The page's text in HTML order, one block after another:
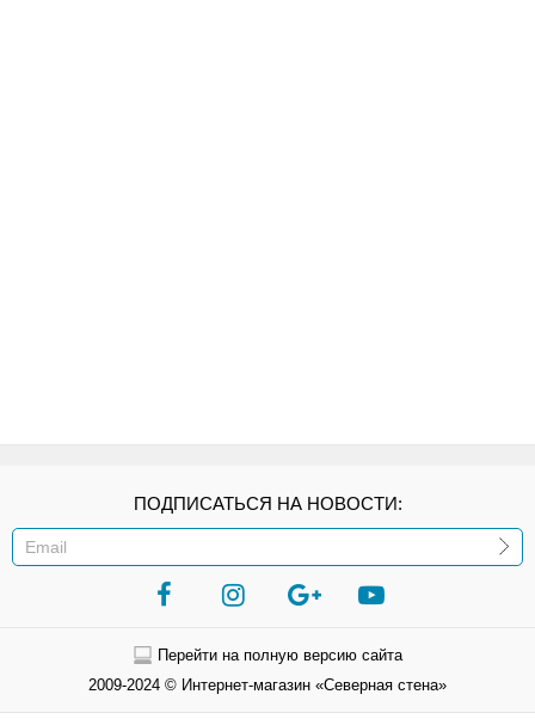
ПОДПИСАТЬСЯ НА НОВОСТИ:
Перейти на полную версию сайта
2009-2024 © Интернет-магазин «Северная стена»